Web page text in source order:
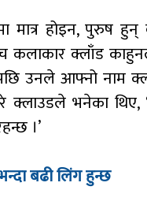
मात्र होइन,
कलाकार क्लाँड
उनले आफ्नो नाम
क्लाउडले भनेका
।’
बढी लिंग हुन्छ